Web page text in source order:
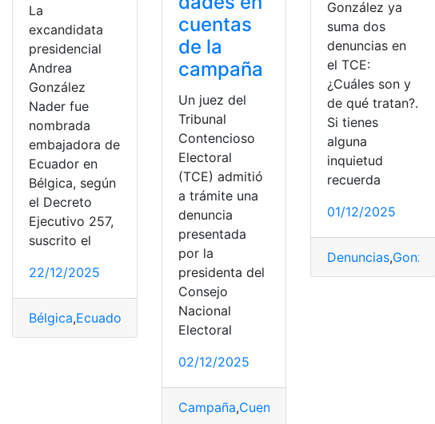
La
excandidata
presidencial
Andrea
González
Nader fue
nombrada
embajadora de
Ecuador en
Bélgica, según
el Decreto
Ejecutivo 257,
suscrito el
22/12/2025
Bélgica,Ecuador embajadora,González
cuentas
de la
campaña
Un juez del
Tribunal
Contencioso
Electoral
(TCE) admitió
a trámite una
denuncia
presentada
por la
presidenta del
Consejo
Nacional
Electoral
02/12/2025
Campaña,Cuentas
González ya
suma dos
denuncias en
el TCE:
¿Cuáles son y
de qué tratan?.
Si tienes
alguna
inquietud
recuerda
01/12/2025
Denuncias,